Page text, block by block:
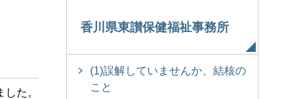
た。
香川県東讃保健福祉事務所
(1)誤解していませんか、結核の
こと